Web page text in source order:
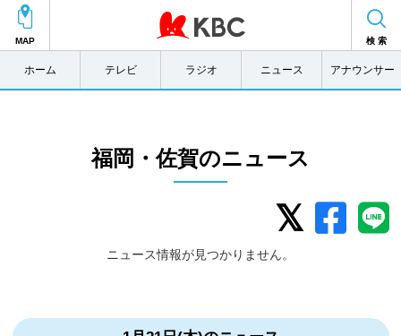
MAP 検 索
ホーム テレビ ラジオ ニュース アナウンサー
福岡・佐賀のニュース
ニュース情報が見つかりません。